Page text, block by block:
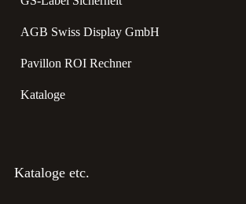
AGB Swiss Display GmbH
Pavillon ROI Rechner
Kataloge
Kataloge etc.